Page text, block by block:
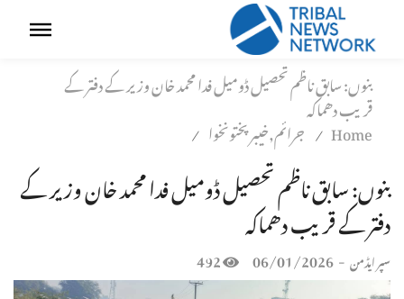
بنوں: سابق ناظم تحصیل ڈومیل فدا محمد خان وزیر کے دفتر کے
قریب دھماکہ
Home
/ جرائم,خیبر پختونخوا /
بنوں: سابق ناظم تحصیل ڈومیل فدا محمد خان وزیر کے
دفتر کے قریب دھماکہ
سپر ایڈمن -
06/01/2026